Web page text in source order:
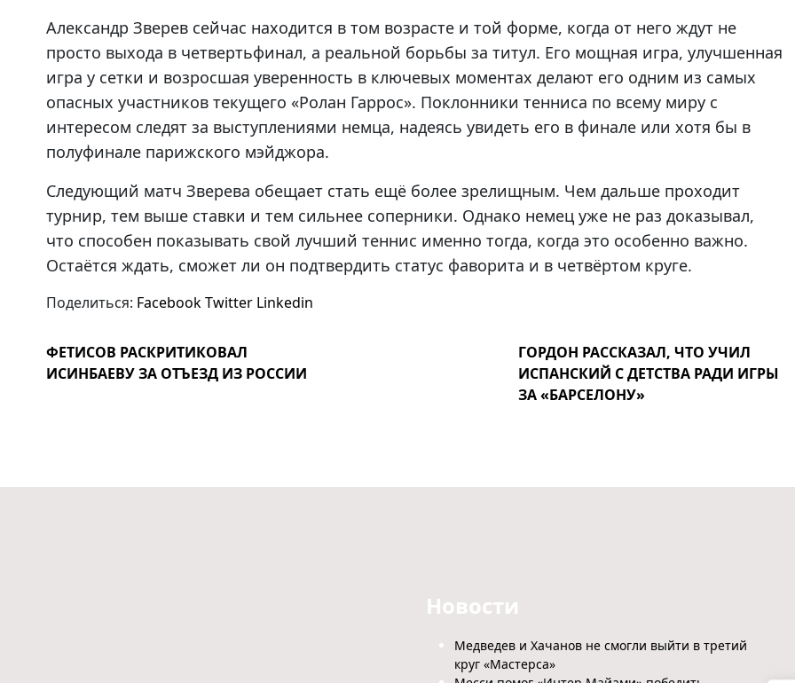
Александр Зверев сейчас находится в том возрасте и той форме, когда от него ждут не
просто выхода в четвертьфинал, а реальной борьбы за титул. Его мощная игра, улучшенная
игра у сетки и возросшая уверенность в ключевых моментах делают его одним из самых
опасных участников текущего «Ролан Гаррос». Поклонники тенниса по всему миру с
интересом следят за выступлениями немца, надеясь увидеть его в финале или хотя бы в
полуфинале парижского мэйджора.
Следующий матч Зверева обещает стать ещё более зрелищным. Чем дальше проходит
турнир, тем выше ставки и тем сильнее соперники. Однако немец уже не раз доказывал,
что способен показывать свой лучший теннис именно тогда, когда это особенно важно.
Остаётся ждать, сможет ли он подтвердить статус фаворита и в четвёртом круге.
Поделиться: FacebookTwitter Linkedin
ФЕТИСОВ РАСКРИТИКОВАЛ
ИСИНБАЕВУ ЗА ОТЪЕЗД ИЗ РОССИИ
ГОРДОН РАССКАЗАЛ, ЧТО УЧИЛ
ИСПАНСКИЙ С ДЕТСТВА РАДИ ИГРЫ
ЗА «БАРСЕЛОНУ»
Новости
Медведев и Хачанов не смогли выйти в третий
круг «Мастерса»